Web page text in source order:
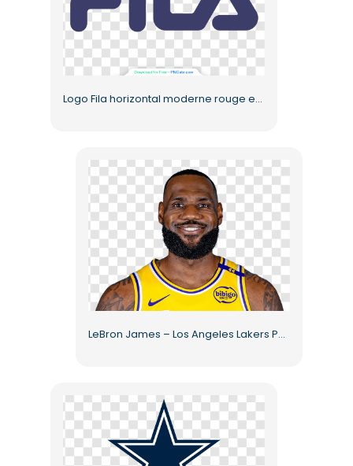
Logo Fila horizontal moderne rouge et bleu (PNG gratuit)
LeBron James – Los Angeles Lakers PNG haute qualité gratuit